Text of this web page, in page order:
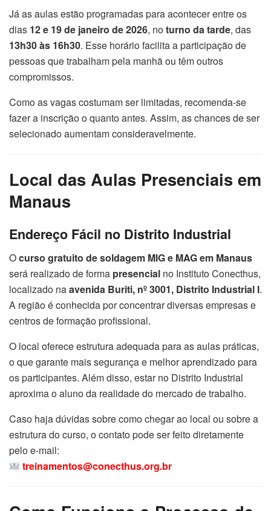
Já as aulas estão programadas para acontecer entre os
dias 12 e 19 de janeiro de 2026, noturno da tarde, das
13h30 às 16h30. Esse horário facilita a participação de
pessoas que trabalham pela manhã ou têm outros
compromissos.
Como as vagas costumam ser limitadas, recomenda-se
fazer a inscrição o quanto antes. Assim, as chances de ser
selecionado aumentam consideravelmente.
Local das Aulas Presenciais em
Manaus
Endereço Fácil no Distrito Industrial
Ocurso gratuito de soldagem MIG e MAG em Manaus
será realizado de forma presencial no Instituto Conecthus,
localizado naavenida Buriti, nº 3001, Distrito Industrial I.
A região é conhecida por concentrar diversas empresas e
centros de formação profissional.
O local oferece estrutura adequada para as aulas práticas,
o que garante mais segurança e melhor aprendizado para
os participantes. Além disso, estar no Distrito Industrial
aproxima o aluno da realidade do mercado de trabalho.
Caso haja dúvidas sobre como chegar ao local ou sobre a
estrutura do curso, o contato pode ser feito diretamente
pelo e-mail:
treinamentos@conecthus.org.br